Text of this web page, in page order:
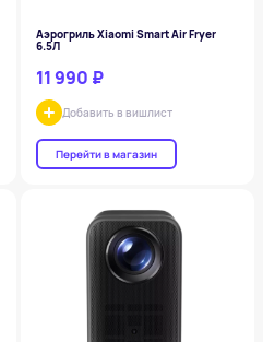
Аэрогриль Xiaomi Smart Air Fryer
6.5Л
11 990 ₽
Добавить в вишлист
Перейти в магазин